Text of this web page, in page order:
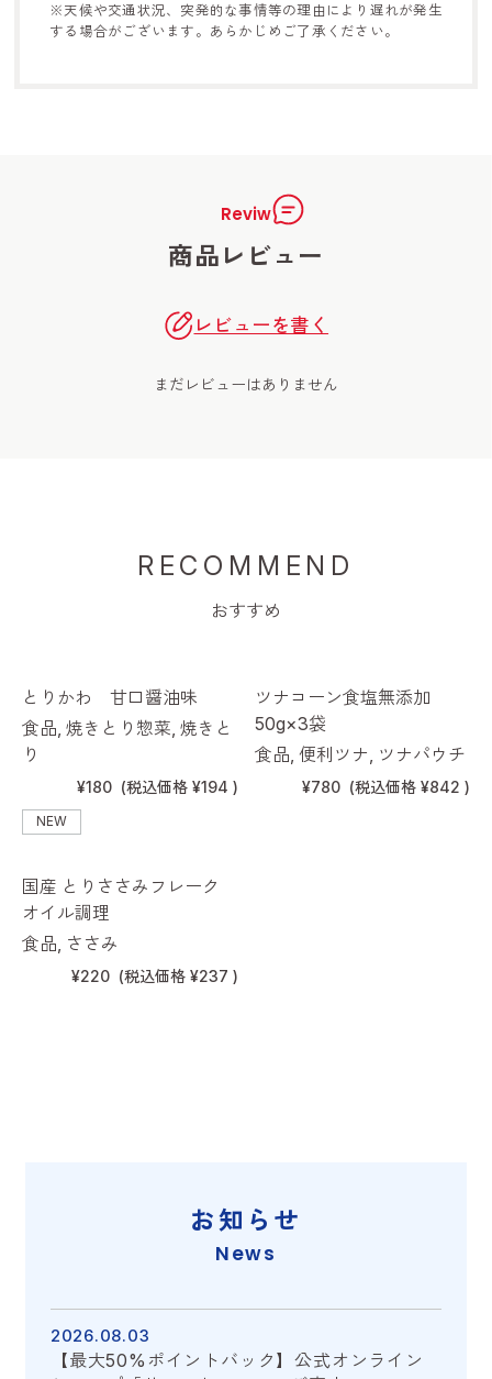
※天候や交通状況、突発的な事情等の理由により遅れが発生
する 場合がございます。あらかじめご了承ください。
Reviw
商品レビュー
レビューを書く
まだレビューはありません
RECOMMEND
おすすめ
とりかわ 甘口醤油味
食品, 焼きとり惣菜, 焼きと
り
¥180 (税込価格 ¥194 )
NEW
ツナコーン食塩無添加
50g×3袋
食品, 便利ツナ, ツナパウチ
¥780 (税込価格 ¥842 )
国産 とりささみフレーク
オイル調理
食品, ささみ
¥220 (税込価格 ¥237 )
お知らせ
News
2026.08.03
【最大50%ポイントバック】公式オンライン